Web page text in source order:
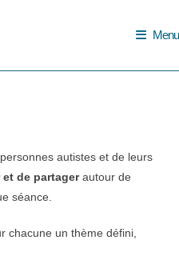
Menu
autistes et de leurs
et de partagerautour de
séance.
chacune un thème défini,